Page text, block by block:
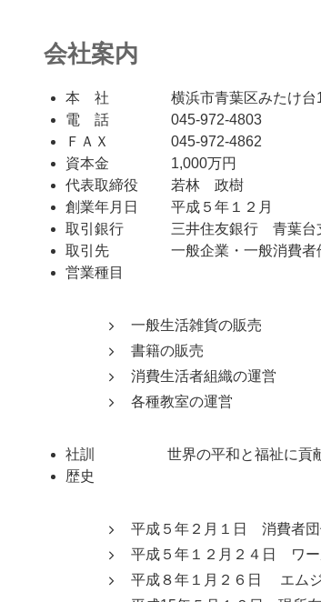
会社案内
本 社 横浜市青葉区みたけ台
電 話 045-972-4803
ＦＡＸ 045-972-4862
資本金 1,000万円
代表取締役 若林 政樹
創業年月日 平成５年１２月
取引銀行 三井住友銀行 青葉台
取引先 一般企業・一般消費者
営業種目
一般生活雑貨の販売
書籍の販売
消費生活者組織の運営
各種教室の運営
社訓 世界の平和と福祉に貢献
歴史
平成５年２月１日 消費者
平成５年１２月２４日 ワー
平成８年１月２６日 エムジ